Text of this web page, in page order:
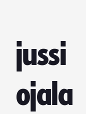
jussi
ojala